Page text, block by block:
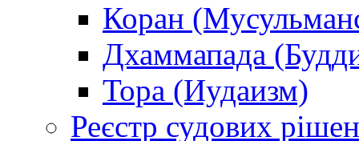
Коран
Дхаммапада
Тора (Иудаизм)
Реєстр судових